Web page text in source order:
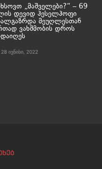
„მაშველები?“ – 69
დევიდ ჰესელჰოფი
მეუღლესთან
ვახშმობის დროს
28 ივნისი, 2022